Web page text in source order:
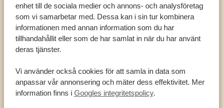
enhet till de sociala medier och annons- och analysföretag
som vi samarbetar med. Dessa kan i sin tur kombinera
informationen med annan information som du har
tillhandahållit eller som de har samlat in när du har använt
deras tjänster.
Vi använder också cookies för att samla in data som
anpassar vår annonsering och mäter dess effektivitet. Mer
information finns i Googles integritetspolicy.
VÅRA SPECIALISTER FINNS HÄR FÖR ATT
HJÄLPA DIG
OLIKA LÄNDER